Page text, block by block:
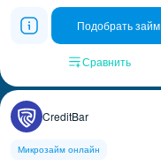
Подобрать займ
Сравнить
CreditBar
Микрозайм онлайн